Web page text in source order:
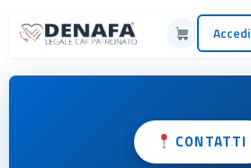
Accedi
CONTATTI